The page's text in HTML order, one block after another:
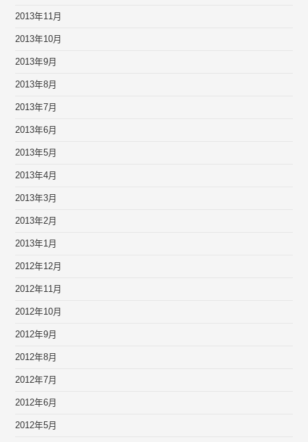
2013年11月
2013年10月
2013年9月
2013年8月
2013年7月
2013年6月
2013年5月
2013年4月
2013年3月
2013年2月
2013年1月
2012年12月
2012年11月
2012年10月
2012年9月
2012年8月
2012年7月
2012年6月
2012年5月